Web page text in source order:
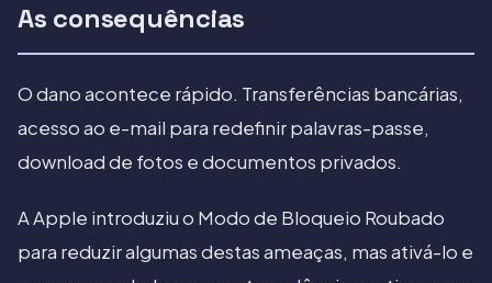
As consequências
O dano acontece rápido. Transferências bancárias,
acesso ao e-mail para redefinir palavras-passe,
download de fotos e documentos privados.
A Apple introduziu o Modo de Bloqueio Roubado
para reduzir algumas destas ameaças, mas ativá-lo e